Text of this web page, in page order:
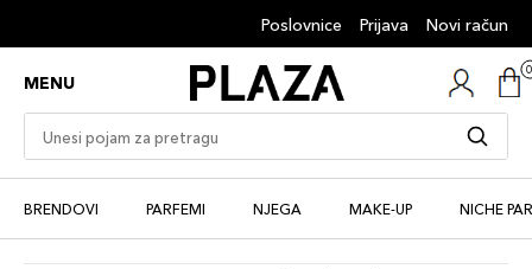
Poslovnice Prijava Novi račun
MENU
BRENDOVI PARFEMI NJEGA MAKE-UP NICHE